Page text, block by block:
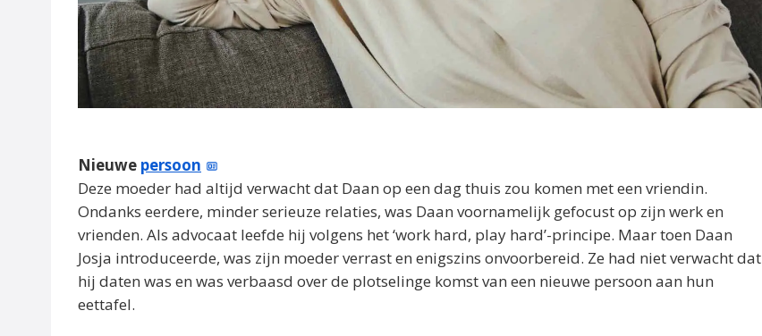
Nieuwe persoon
Deze moeder had altijd verwacht dat Daan op een dag thuis zou komen met een vriendin.
Ondanks eerdere, minder serieuze relaties, was Daan voornamelijk gefocust op zijn werk en
vrienden. Als advocaat leefde hij volgens het ‘work hard, play hard’-principe. Maar toen Daan
Josja introduceerde, was zijn moeder verrast en enigszins onvoorbereid. Ze had niet verwacht dat
hij daten was en was verbaasd over de plotselinge komst van een nieuwe persoon aan hun
eettafel.